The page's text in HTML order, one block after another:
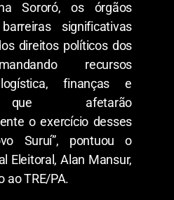
Sororó, os órgãos
significativas
direitos políticos dos
recursos
finanças e
que afetarão
o exercício desses
Suruí”, pontuou o
Eleitoral, Alan Mansur,
ao TRE/PA.